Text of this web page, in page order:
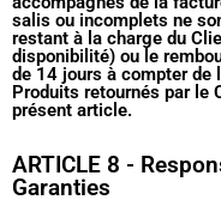
salis ou incomplets ne
restant à la charge du
disponibilité) ou le
de 14 jours à compter de
Produits retournés par le
présent article.
ARTICLE 8 -
Garanties